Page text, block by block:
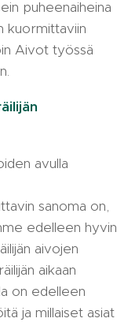
puheenaiheina
kuormittaviin
Aivot työssä
avulla
sanoma on,
edelleen hyvin
aivojen
aikaan
on edelleen
ja millaiset asiat